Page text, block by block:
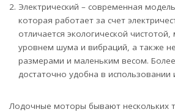
Электрический – современная
которая работает за счет
отличается экологической
уровнем шума и вибраций, а также
размерами и маленьким весом.
достаточно удобна в использовании
Лодочные моторы бывают нескольких